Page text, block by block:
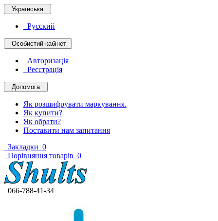
Українська
Русский
Особистий кабінет
Авторизація
Реєстрація
Допомога
Як розшифрувати маркування.
Як купити?
Як обрати?
Поставити нам запитання
Закладки 0
Порівняння товарів 0
066-788-41-34